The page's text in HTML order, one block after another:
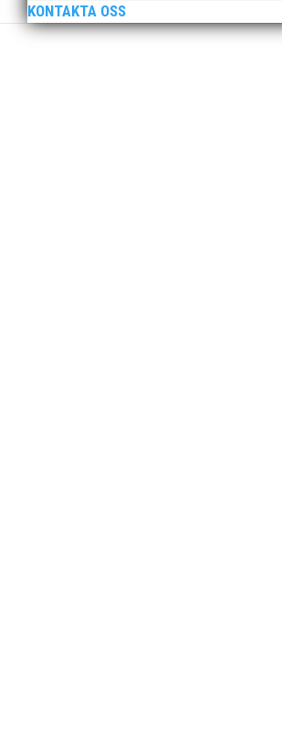
KONTAKTA OSSPeter Karlsson slutar som
sista dag som klubbchef. Bästa